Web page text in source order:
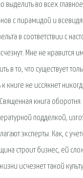
во всех
с пирамидой и
в соответствии с
Мне не
в то, что существует
книге не иссякнет
книга
подделкой,
эксперты. Как, с
строит бизнес, ей
исчезнет такой